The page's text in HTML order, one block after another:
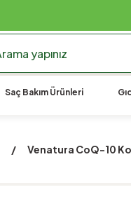
Saç Bakım Ürünleri
Venatura CoQ-10